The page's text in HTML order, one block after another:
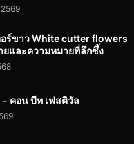
อร์ขาว White cutter flowers
ยและความหมายที่ลึกซึ้ง
- คอน บีท เฟสติวัล